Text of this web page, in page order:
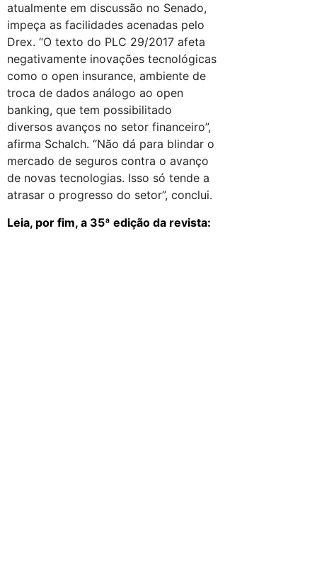
atualmente em discussão no Senado,
impeça as facilidades acenadas pelo
Drex. “O texto do PLC 29/2017 afeta
negativamente inovações tecnológicas
como o open insurance, ambiente de
troca de dados análogo ao open
banking, que tem possibilitado
diversos avanços no setor financeiro”,
afirma Schalch. “Não dá para blindar o
mercado de seguros contra o avanço
de novas tecnologias. Isso só tende a
atrasar o progresso do setor”, conclui.
Leia, por fim, a 35ª edição da revista: